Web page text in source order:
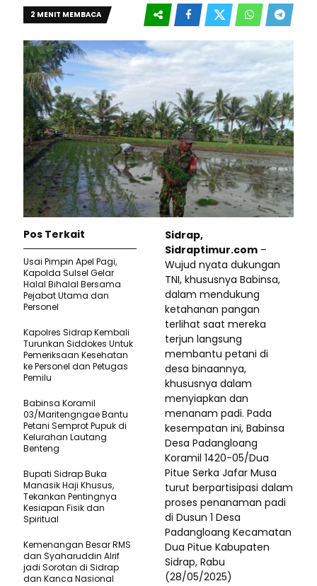
2 MENIT MEMBACA
Sidrap,
Sidraptimur.com –
Wujud nyata dukungan
TNI, khususnya Babinsa,
dalam mendukung
ketahanan pangan
terlihat saat mereka
terjun langsung
membantu petani di
desa binaannya,
khususnya dalam
menyiapkan dan
menanam padi. Pada
kesempatan ini, Babinsa
Desa Padangloang
Koramil 1420-05/Dua
Pitue Serka Jafar Musa
turut berpartisipasi dalam
proses penanaman padi
di Dusun 1 Desa
Padangloang Kecamatan
Dua Pitue Kabupaten
Sidrap, Rabu
(28/05/2025)
Pos Terkait
Usai Pimpin Apel Pagi,
Kapolda Sulsel Gelar
Halal Bihalal Bersama
Pejabat Utama dan
Personel
Kapolres Sidrap Kembali
Turunkan Siddokes Untuk
Pemeriksaan Kesehatan
ke Personel dan Petugas
Pemilu
Babinsa Koramil
03/Maritengngae Bantu
Petani Semprot Pupuk di
Kelurahan Lautang
Benteng
Bupati Sidrap Buka
Manasik Haji Khusus,
Tekankan Pentingnya
Kesiapan Fisik dan
Spiritual
Kemenangan Besar RMS
dan Syaharuddin Alrif
jadi Sorotan di Sidrap
dan Kanca Nasional